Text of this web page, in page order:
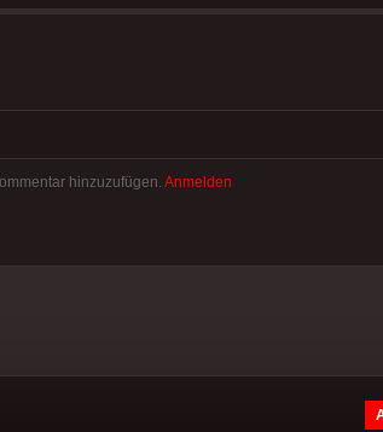
hinzuzufügen. Anmelden